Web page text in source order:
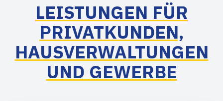
LEISTUNGEN FÜR
PRIVATKUNDEN,
HAUSVERWALTUNGEN
UND GEWERBE